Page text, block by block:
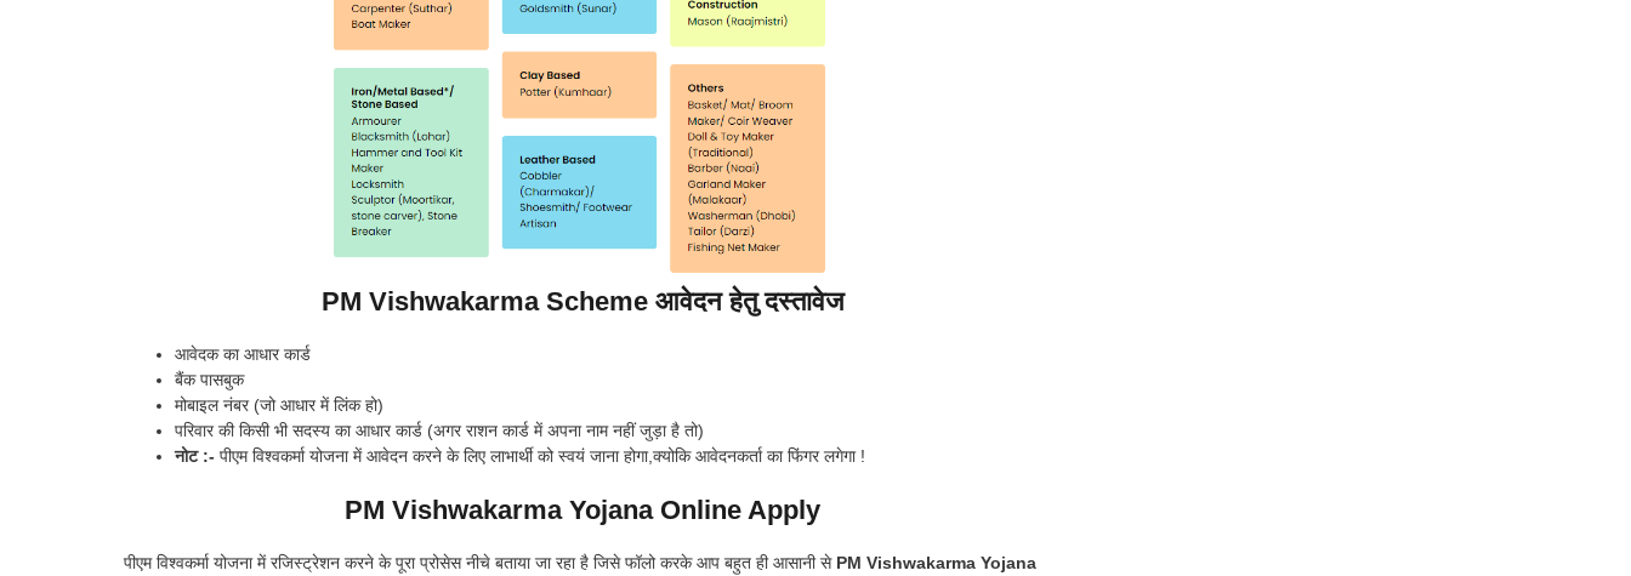
PM Vishwakarma Scheme आवेदन हेतु दस्तावेज
आवेदक का आधार कार्ड
बैंक पासबुक
मोबाइल नंबर (जो आधार में लिंक हो)
परिवार की किसी भी सदस्य का आधार कार्ड (अगर राशन कार्ड में अपना नाम नहीं जुड़ा है तो)
नोट :- पीएम विश्वकर्मा योजना में आवेदन करने के लिए लाभार्थी को स्वयं जाना होगा,क्योकि आवेदनकर्ता का फिंगर लगेगा !
PM Vishwakarma Yojana Online Apply
पीएम विश्वकर्मा योजना में रजिस्ट्रेशन करने के पूरा प्रोसेस नीचे बताया जा रहा है जिसे फॉलो करके आप बहुत ही आसानी से PM Vishwakarma Yojana